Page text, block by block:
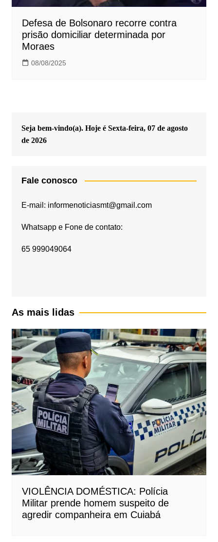
Defesa de Bolsonaro recorre contra
prisão domiciliar determinada por
Moraes
08/08/2025
Seja bem-vindo(a). Hoje é Sexta-feira, 07 de agosto
de 2026
Fale conosco
E-mail: informenoticiasmt@gmail.com
Whatsapp e Fone de contato:
65 999049064
As mais lidas
VIOLÊNCIA DOMÉSTICA: Polícia
Militar prende homem suspeito de
agredir companheira em Cuiabá